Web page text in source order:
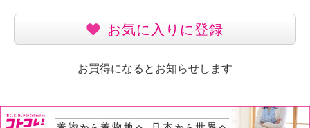
お気に入りに登録
お買得になるとお知らせします